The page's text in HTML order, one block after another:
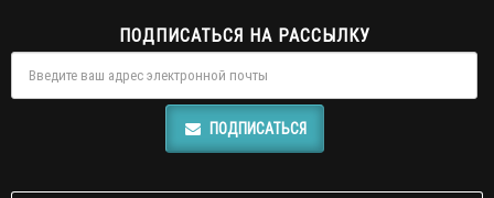
ПОДПИСАТЬСЯ НА РАССЫЛКУ
ПОДПИСАТЬСЯ